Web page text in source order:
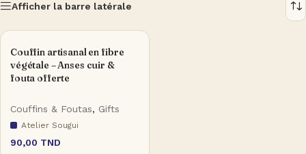
Afficher la barre latérale
Couffin artisanal en fibre
végétale – Anses cuir &
fouta offerte
Couffins & Foutas, Gifts
Atelier Sougui
90,00 TND